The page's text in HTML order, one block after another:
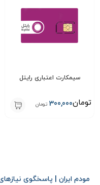
همین حالا به خانواده بزرگ
برای تکمیل فرایند
طریق پیام رسان های داخلی
شماره پیامرسان ها:
سیمکارت اعتباری رایتل
300,000 تومان تومان
مودم ایران | پاسخگوی